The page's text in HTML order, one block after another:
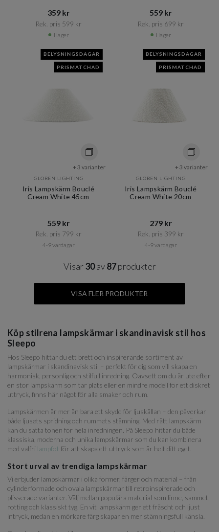
359 kr​​
Rek. pris 599 kr​​
I lager
559 kr​​
Rek. pris 699 kr​​
I lager
BELYSNINGSDAGAR
PRISMATCHAD
+ 3 varianter
GLOBEN LIGHTING
Iris Lampskärm Bouclé
Cream White 45cm
559 kr​​
Rek. pris 799 kr​​
4-9 vardagar
BELYSNINGSDAGAR
PRISMATCHAD
+ 3 varianter
GLOBEN LIGHTING
Iris Lampskärm Bouclé
Cream White 20cm
279 kr​​
Rek. pris 399 kr​​
4-9 vardagar
Visar 30av87produkter
VISA FLER PRODUKTER
Köp stilrena lampskärmar i skandinavisk stil hos
Sleepo
Hos Sleepo hittar du ett brett och inspirerande sortiment av
lampskärmar i skandinavisk stil – perfekt för dig som vill skapa en
harmonisk, personlig och stilfull inredning. Oavsett om du är ute efter
en stor lampskärm som tar plats eller en mindre modell för ett diskret
uttryck, finns här något för alla smaker och rum.
Lampskärmen är mer än bara ett skydd för ljuskällan – den påverkar
både ljusets spridning och rummets stämning. Med rätt lampskärm
kan du sätta tonen för hela inredningen. På Sleepo hittar du både
klassiska, moderna och unika lampskärmar som du kan kombinera
med valfri lampfot för att skapa ett uttryck som är helt ditt eget.
Stort urval av trendiga lampskärmar
Vi erbjuder lampskärmar i olika former, färger och material – från
cylinderformade och ovala lampskärmar till retroinspirerade och
plisserade varianter. Välj mellan populära material som linne, sammet,
rotting och klassiskt tyg. En vit lampskärm ger ett fräscht och ljust
intryck, medan en mörkare färg skapar en mer stämningsfull känsla.